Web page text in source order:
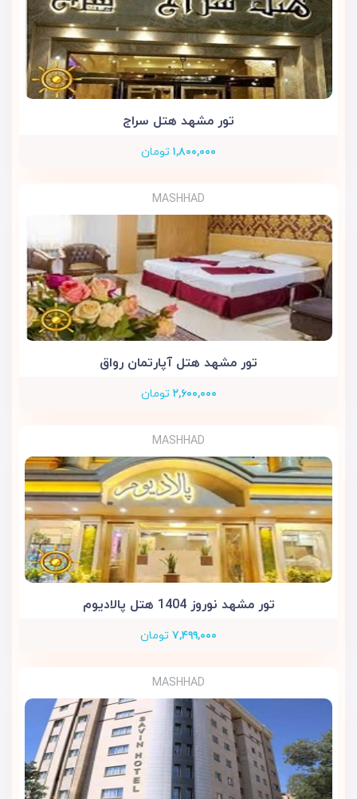
تور مشهد هتل سراج
۱,۸۰۰,۰۰۰ تومان
MASHHAD
تور مشهد هتل آپارتمان رواق
۲,۶۰۰,۰۰۰ تومان
MASHHAD
تور مشهد نوروز 1404 هتل پالادیوم
۷,۴۹۹,۰۰۰ تومان
MASHHAD